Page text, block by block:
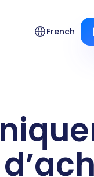
Select Language
French